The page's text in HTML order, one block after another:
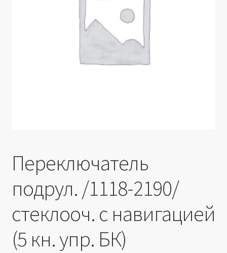
Переключатель
подрул. /1118-2190/
стеклооч. с навигацией
(5 кн. упр. БК)